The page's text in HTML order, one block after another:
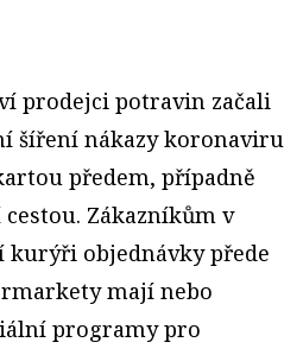
prodejci potravin začali
šíření nákazy koronaviru
předem, případně
Zákazníkům v
kurýři objednávky přede
mají nebo
programy pro